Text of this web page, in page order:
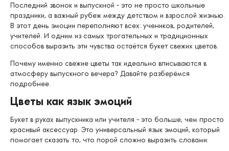
Последний звонок и выпускной - это не просто школьные
праздники, а важный рубеж между детством и взрослой жизнью.
В этот день эмоции переполняют всех: учеников, родителей,
учителей. И одним из самых трогательных и традиционных
способов выразить эти чувства остаётся букет свежих цветов.
Почему именно свежие цветы так идеально вписываются в
атмосферу выпускного вечера? Давайте разберёмся
подробнее.
Цветы как язык эмоций
Букет в руках выпускника или учителя - это больше, чем просто
красивый аксессуар. Это универсальный язык эмоций, который
помогает сказать то, что порой сложно выразить словами: